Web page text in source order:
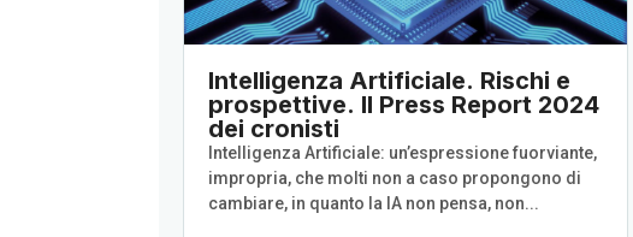
Intelligenza Artificiale. Rischi e
prospettive. Il Press Report 2024
dei cronisti
Intelligenza Artificiale: un’espressione fuorviante,
impropria, che molti non a caso propongono di
cambiare, in quanto la IA non pensa, non...